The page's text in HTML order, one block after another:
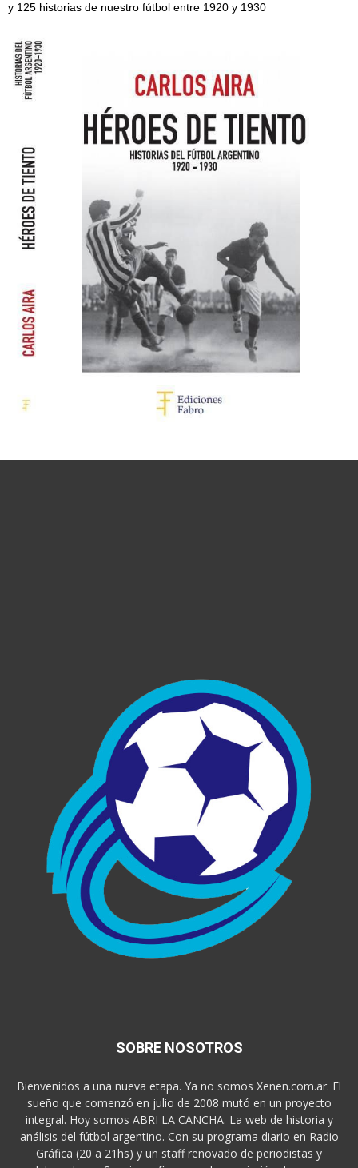
y 125 historias de nuestro fútbol entre 1920 y 1930
SOBRE NOSOTROS
Bienvenidos a una nueva etapa. Ya no somos Xenen.com.ar. El
sueño que comenzó en julio de 2008 mutó en un proyecto
integral. Hoy somos ABRI LA CANCHA. La web de historia y
análisis del fútbol argentino. Con su programa diario en Radio
Gráfica (20 a 21hs) y un staff renovado de periodistas y